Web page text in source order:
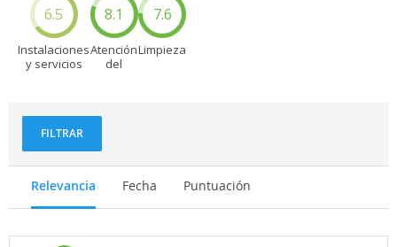
6.5
Instalaciones
y servicios
8.1
Atención
del
7.6
Limpieza
FILTRAR
Relevancia Fecha Puntuación